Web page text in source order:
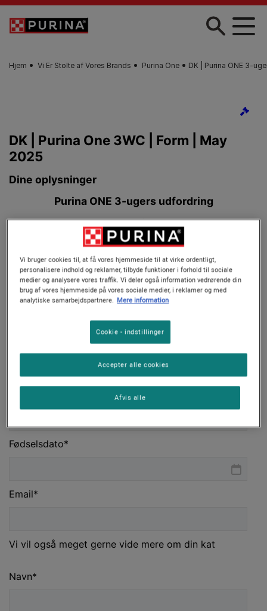
Gå til hovedindhold
Hjem Vi Er Stolte af Vores Brands Purina One DK | Purina ONE 3-
Vi bruger cookies til, at få vores hjemmeside til at virke ordentligt,
personalisere indhold og reklamer, tilbyde funktioner i forhold til sociale
medier og analysere vores traffik. Vi deler også information vedrørende din
brug af vores hjemmeside på vores sociale medier, i reklamer og med
analytiske samarbejdspartnere. Mere information
Cookie - indstillinger
Afvis alle
Accepter alle cookies